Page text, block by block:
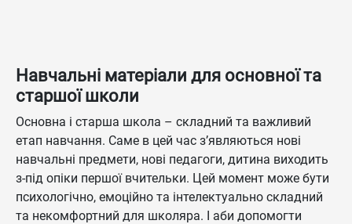
Навчальні матеріали для основної та
старшої школи
Основна і старша школа – складний та важливий
етап навчання. Саме в цей час з’являються нові
навчальні предмети, нові педагоги, дитина виходить
з-під опіки першої вчительки. Цей момент може бути
психологічно, емоційно та інтелектуально складний
та некомфортний для школяра. І аби допомогти